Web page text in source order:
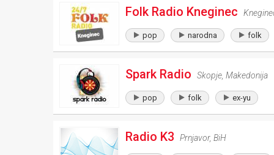
Folk Radio Kneginec
pop narodna folk
Spark Radio Skopje Makedonija
pop folk ex-yu
Radio K3 Prnjavor, BiH